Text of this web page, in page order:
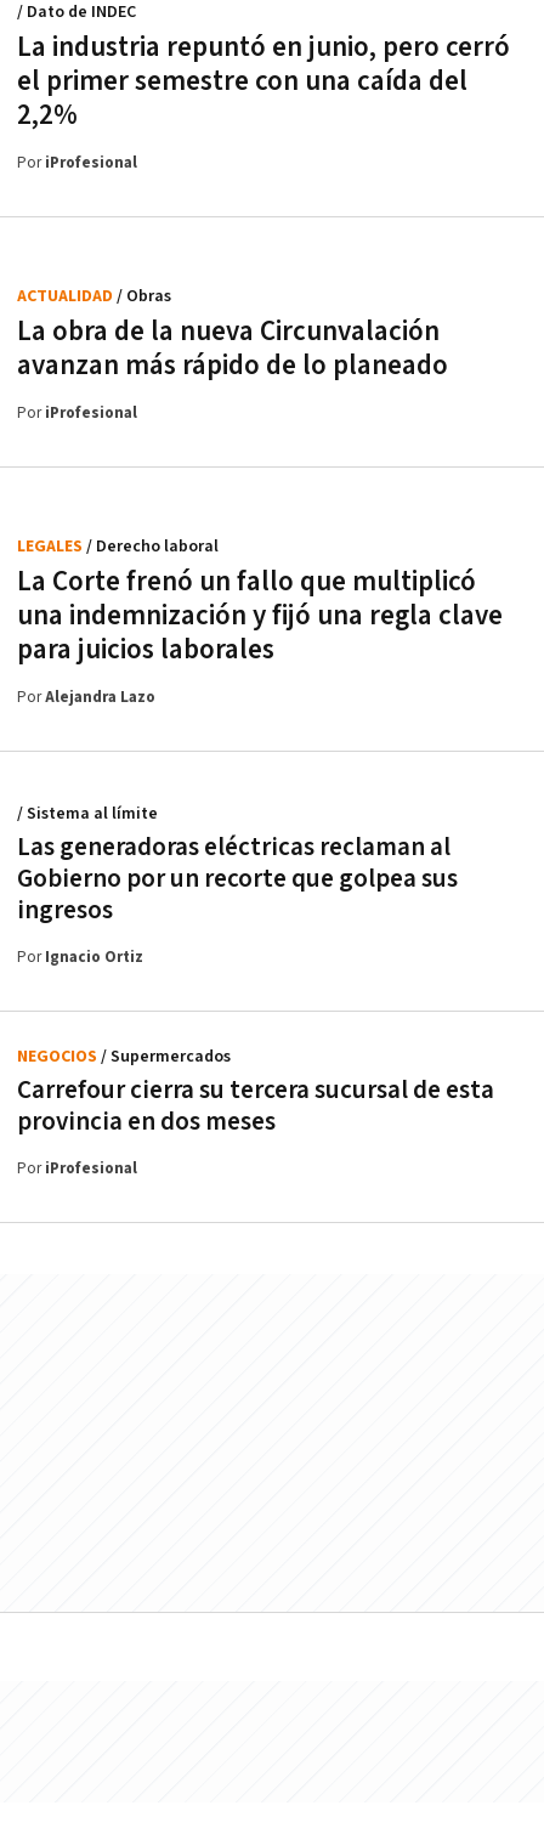
La industria repuntó en junio, pero cerró
el primer semestre con una caída del
2,2%
/ Dato de INDEC
PoriProfesional
La obra de la nueva Circunvalación
avanzan más rápido de lo planeado
ACTUALIDAD / Obras
PoriProfesional
La Corte frenó un fallo que multiplicó
una indemnización y fijó una regla clave
para juicios laborales
LEGALES / Derecho laboral
PorAlejandra Lazo
Las generadoras eléctricas reclaman al
Gobierno por un recorte que golpea sus
ingresos
/ Sistema al límite
PorIgnacio Ortiz
Carrefour cierra su tercera sucursal de esta
provincia en dos meses
NEGOCIOS / Supermercados
PoriProfesional